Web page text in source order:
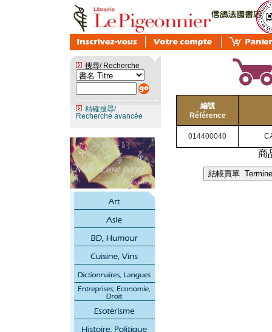
搜尋/ Recherche
精確搜尋/
Recherche avancée
編號
Référence
014400040
商